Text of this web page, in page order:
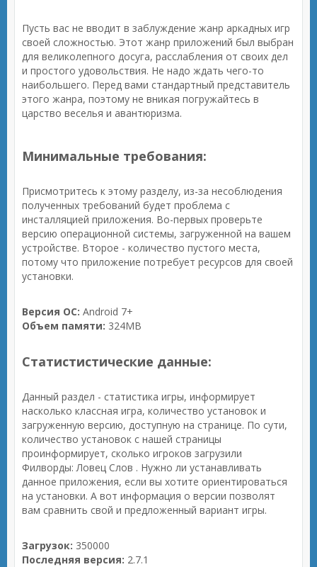
Пусть вас не вводит в заблуждение жанр аркадных игр
своей сложностью. Этот жанр приложений был выбран
для великолепного досуга, расслабления от своих дел
и простого удовольствия. Не надо ждать чего-то
наибольшего. Перед вами стандартный представитель
этого жанра, поэтому не вникая погружайтесь в
царство веселья и авантюризма.
Минимальные требования:
Присмотритесь к этому разделу, из-за несоблюдения
полученных требований будет проблема с
инсталляцией приложения. Во-первых проверьте
версию операционной системы, загруженной на вашем
устройстве. Второе - количество пустого места,
потому что приложение потребует ресурсов для своей
установки.
Версия ОС: Android 7+
Объем памяти: 324MB
Статистистические данные:
Данный раздел - статистика игры, информирует
насколько классная игра, количество установок и
загруженную версию, доступную на странице. По сути,
количество установок с нашей страницы
проинформирует, сколько игроков загрузили
Филворды: Ловец Слов . Нужно ли устанавливать
данное приложения, если вы хотите ориентироваться
на установки. А вот информация о версии позволят
вам сравнить свой и предложенный вариант игры.
Загрузок: 350000
Последняя версия: 2.7.1